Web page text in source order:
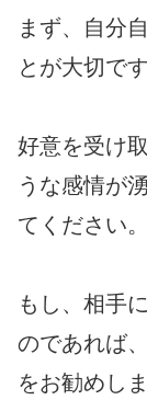
まず、自分
とが大切です
好意を受け
うな感情が
てください。
もし、相手
のであれば
をお勧めしま